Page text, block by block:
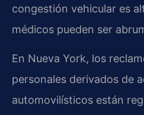
congestión vehicular es
médicos pueden ser
En Nueva York, los
personales derivados de
automovilísticos están